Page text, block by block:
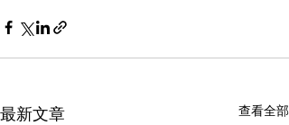
最新文章 查看全部